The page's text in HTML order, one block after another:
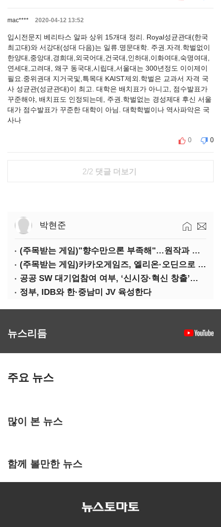
mac**** 2020-04-12 13:52
입시전문지 베리타스 알파 상위 15개대 정리. Royal성균관대(한국
최고대)와 서강대(성대 다음)는 일류.명문대학. 주권.자격.학벌없이
한양대,중앙대,경희대,외국어대,건국대,인하대,이화여대,숙명여대,
연세대,고려대, 왜구 동국대,시립대,서울대는 300년정도 이이제이
필요.중위권대 지거국및,특목대 KAIST제외.학벌은 교과서 자격 국
사 성균관(성균관대)이 최고. 대학은 배치표가 아니고, 점수발표가
꾸준해야, 배치표도 인정되는데, 주권.학벌없는 경성제대 후신 서울
대가 점수발표가 꾸준한 대학이 아님. 대학학벌이나 역사파악은 국
사나
0 0
2/2 댓글 더보기
박현준
(주목받는 게임)"향수만으론 부족해"…원작과 차별화 성공한 '리니지M'
(주목받는 게임)카카오게임즈, 엘리온·오딘으로 MMORPG 투트랙 공세
공공 SW 대기업참여 여부, ‘신시장·혁신 창출’도 평가한다
정부, IDB와 한·중남미 JV 육성한다
뉴스리듬
주요 뉴스
많이 본 뉴스
함께 볼만한 뉴스